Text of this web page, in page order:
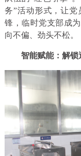
务”活动形式，让
锋，临时党支部成
向不偏、劲头不松。
智能赋能：解锁